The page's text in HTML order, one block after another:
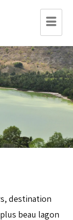
destination
beau lagon